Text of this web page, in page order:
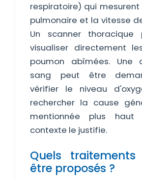
respiratoire) qui
pulmonaire et la vitesse
Un scanner thoracique
visualiser directement
poumon abîmées. Une
sang peut être
vérifier le niveau
rechercher la cause
mentionnée plus haut
contexte le justifie.
Quels traitements
être proposés ?